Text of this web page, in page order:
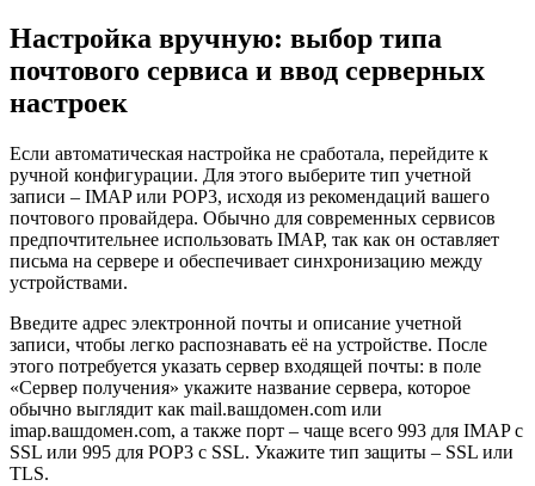
Настройка вручную: выбор типа
почтового сервиса и ввод серверных
настроек
Если автоматическая настройка не сработала, перейдите к
ручной конфигурации. Для этого выберите тип учетной
записи – IMAP или POP3, исходя из рекомендаций вашего
почтового провайдера. Обычно для современных сервисов
предпочтительнее использовать IMAP, так как он оставляет
письма на сервере и обеспечивает синхронизацию между
устройствами.
Введите адрес электронной почты и описание учетной
записи, чтобы легко распознавать её на устройстве. После
этого потребуется указать сервер входящей почты: в поле
«Сервер получения» укажите название сервера, которое
обычно выглядит как mail.вашдомен.com или
imap.вашдомен.com, а также порт – чаще всего 993 для IMAP с
SSL или 995 для POP3 с SSL. Укажите тип защиты – SSL или
TLS.